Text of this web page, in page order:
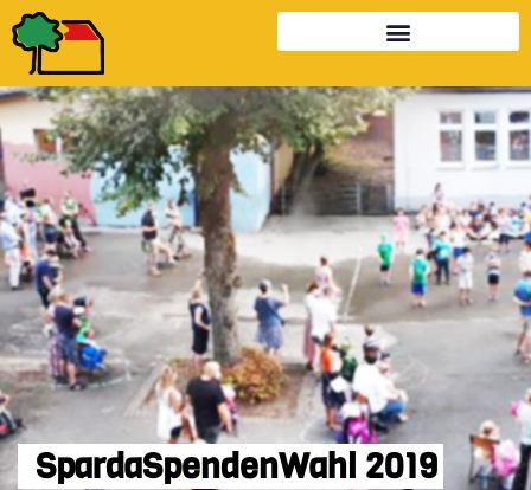
SpardaSpendenWahl 2019